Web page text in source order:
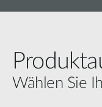
Wählen Sie